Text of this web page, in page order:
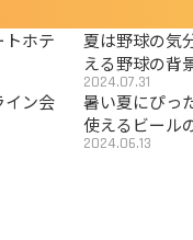
トホテ
夏は野球の気
える野球の背
2024.07.31
イン会
暑い夏にぴっ
使えるビール
2024.06.13